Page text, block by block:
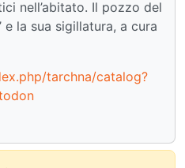
nell’abitato. Il pozzo del
e la sua sigillatura, a cura
tarchna/catalog?